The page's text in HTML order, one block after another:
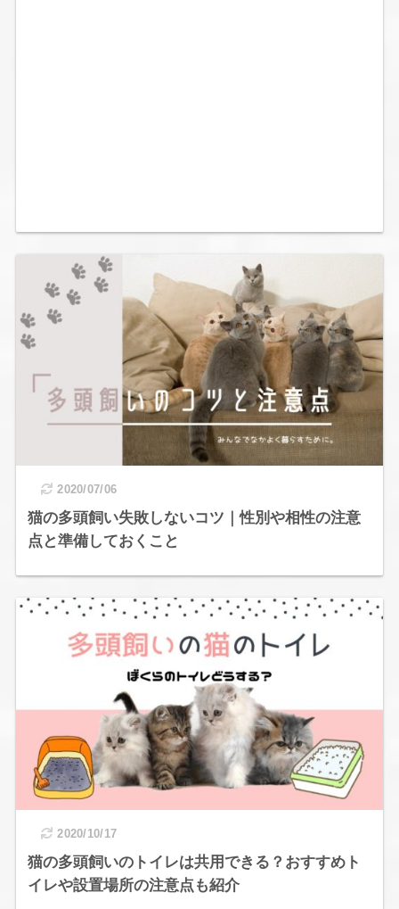
2020/07/06
猫の多頭飼い失敗しないコツ｜性別や相性の注意
点と準備しておくこと
2020/10/17
猫の多頭飼いのトイレは共用できる？おすすめト
イレや設置場所の注意点も紹介